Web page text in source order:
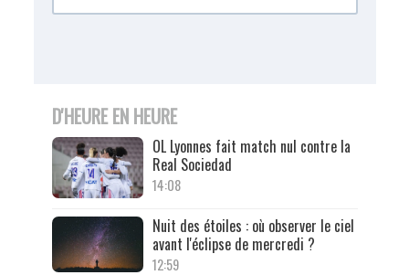
D'HEURE EN HEURE
OL Lyonnes fait match nul contre la
Real Sociedad
14:08
Nuit des étoiles : où observer le ciel
avant l'éclipse de mercredi ?
12:59